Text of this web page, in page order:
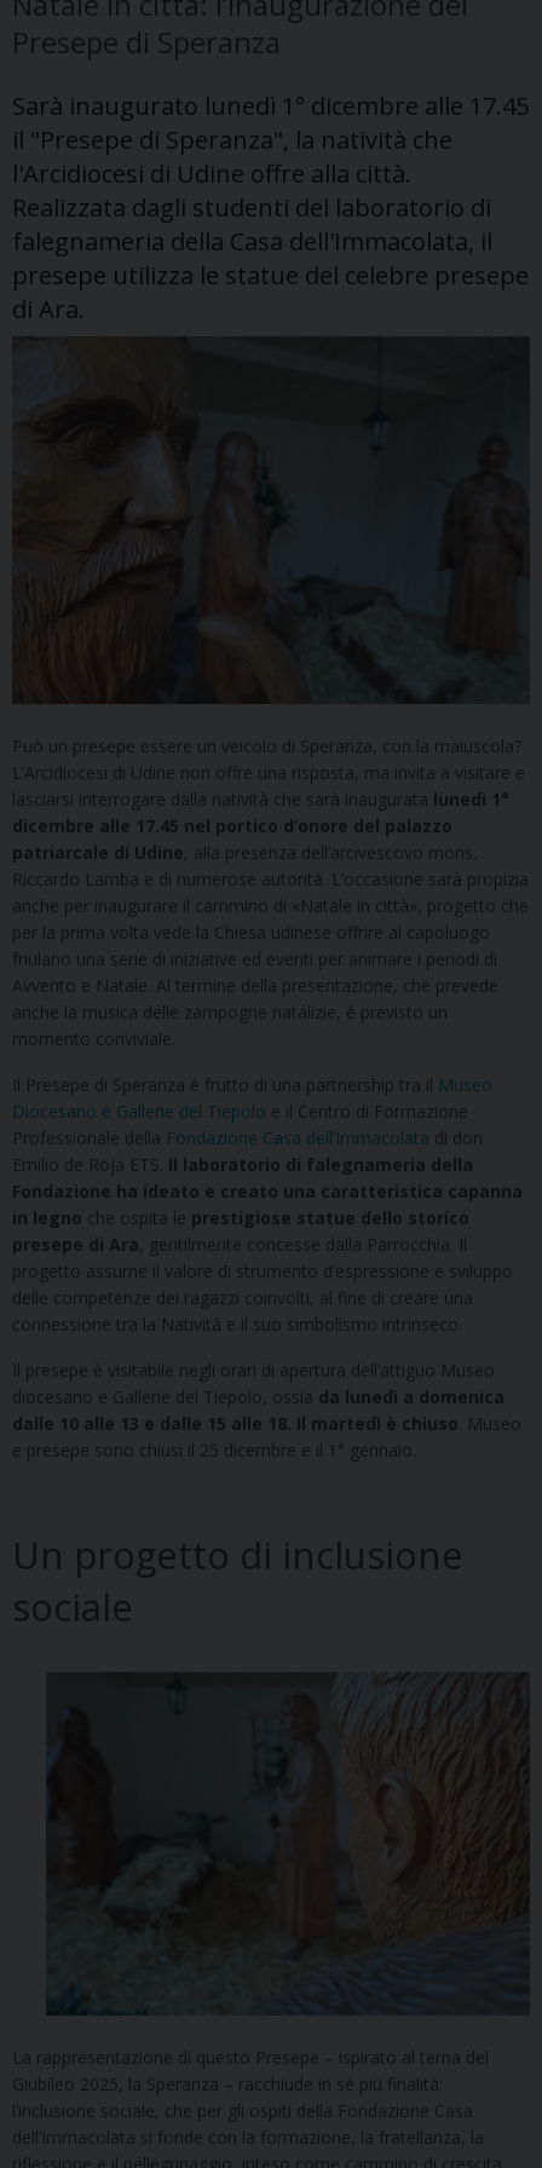
Presepe di Speranza
Sarà inaugurato lunedì 1° dicembre alle 17.45
il "Presepe di Speranza", la natività che
l'Arcidiocesi di Udine offre alla città.
Realizzata dagli studenti del laboratorio di
falegnameria della Casa dell'Immacolata, il
presepe utilizza le statue del celebre presepe
di Ara.
Può un presepe essere un veicolo di Speranza, con la maiuscola?
L’Arcidiocesi di Udine non offre una risposta, ma invita a visitare e
lasciarsi interrogare dalla natività che sarà inaugurata lunedì 1°
dicembre alle 17.45 nel portico d’onore del palazzo
patriarcale di Udine, alla presenza dell’arcivescovo mons.
Riccardo Lamba e di numerose autorità. L’occasione sarà propizia
anche per inaugurare il cammino di «Natale in città», progetto che
per la prima volta vede la Chiesa udinese offrire al capoluogo
friulano una serie di iniziative ed eventi per animare i periodi di
Avvento e Natale. Al termine della presentazione, che prevede
anche la musica delle zampogne natalizie, è previsto un
momento conviviale.
Il Presepe di Speranza è frutto di una partnership tra il Museo
Diocesano e Gallerie del Tiepolo e il Centro di Formazione
Professionale della Fondazione Casa dell’Immacolata di don
Emilio de Roja ETS. Il laboratorio di falegnameria della
Fondazione ha ideato e creato una caratteristica capanna
in legno che ospita le prestigiose statue dello storico
presepe di Ara, gentilmente concesse dalla Parrocchia. Il
progetto assume il valore di strumento d’espressione e sviluppo
delle competenze dei ragazzi coinvolti, al fine di creare una
connessione tra la Natività e il suo simbolismo intrinseco.
Il presepe è visitabile negli orari di apertura dell’attiguo Museo
diocesano e Gallerie del Tiepolo, ossia da lunedì a domenica
dalle 10 alle 13 e dalle 15 alle 18. Il martedì è chiuso . Museo
e presepe sono chiusi il 25 dicembre e il 1° gennaio.
Un progetto di inclusione
sociale
La rappresentazione di questo Presepe – ispirato al tema del
Giubileo 2025, la Speranza – racchiude in sé più finalità:
l’inclusione sociale, che per gli ospiti della Fondazione Casa
dell’Immacolata si fonde con la formazione, la fratellanza, la